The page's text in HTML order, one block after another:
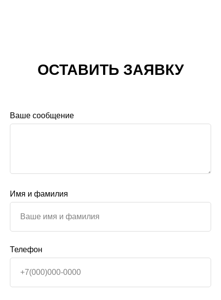
ОСТАВИТЬ ЗАЯВКУ
Ваше сообщение
Имя и фамилия
Телефон